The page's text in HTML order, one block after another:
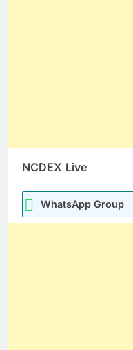
NCDEX Live
WhatsApp Group